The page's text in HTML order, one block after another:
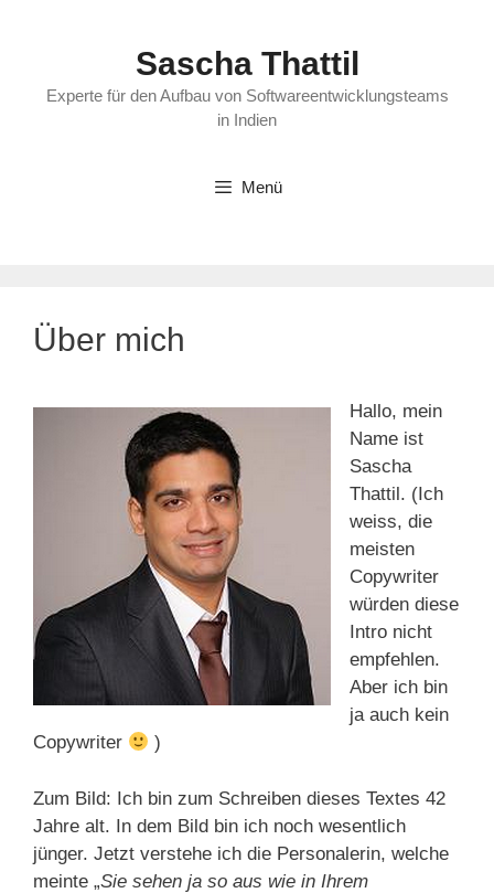
Sascha Thattil
Experte für den Aufbau von Softwareentwicklungsteams
in Indien
Menü
Über mich
Hallo, mein
Name ist
Sascha
Thattil. (Ich
weiss, die
meisten
Copywriter
würden diese
Intro nicht
empfehlen.
Aber ich bin
ja auch kein
Copywriter
)
Zum Bild: Ich bin zum Schreiben dieses Textes 42
Jahre alt. In dem Bild bin ich noch wesentlich
jünger. Jetzt verstehe ich die Personalerin, welche
meinte „Sie sehen ja so aus wie in Ihrem